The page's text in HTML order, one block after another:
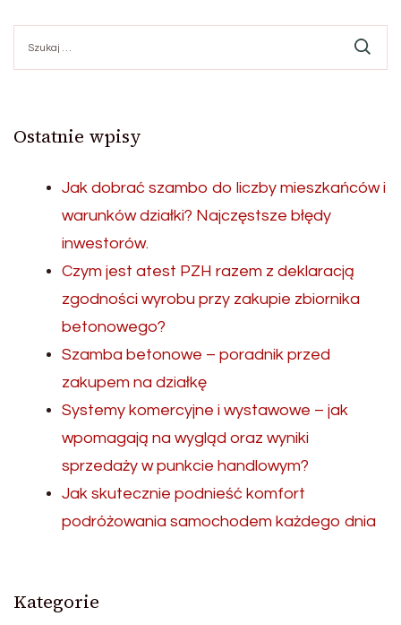
Ostatnie wpisy
Jak dobrać szambo do liczby mieszkańców i
warunków działki? Najczęstsze błędy
inwestorów.
Czym jest atest PZH razem z deklaracją
zgodności wyrobu przy zakupie zbiornika
betonowego?
Szamba betonowe – poradnik przed
zakupem na działkę
Systemy komercyjne i wystawowe – jak
wpomagają na wygląd oraz wyniki
sprzedaży w punkcie handlowym?
Jak skutecznie podnieść komfort
podróżowania samochodem każdego dnia
Kategorie